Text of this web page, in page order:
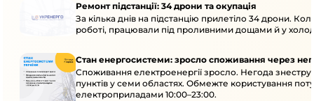
Ремонт підстанції: 34 дрони та окупація
За кілька днів на підстанцію прилетіло 34 дрони.
роботі, працювали під проливними дощами й у
Стан енергосистеми: зросло споживання через
Споживання електроенергії зросло. Негода
пунктів у семи областях. Обмежте користування
електроприладами 10:00–23:00.